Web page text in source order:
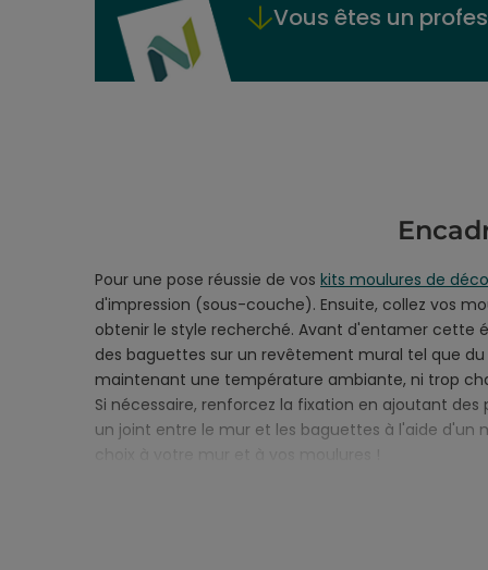
Vous êtes un
Pour une pose réussie de vos kits moulures de
d'impression (sous-couche). Ensuite, collez vos
obtenir le style recherché. Avant d'entamer cette
des baguettes sur un revêtement mural tel que
maintenant une température ambiante, ni trop
Si nécessaire, renforcez la fixation en ajoutant
un joint entre le mur et les baguettes à l'aide d'un
choix à votre mur et à vos moulures !